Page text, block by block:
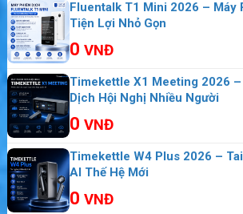
Fluentalk T1 Mini 2026 – Máy
Tiện Lợi Nhỏ Gọn
0 VNĐ
Timekettle X1 Meeting 2026
Dịch Hội Nghị Nhiều Người
0 VNĐ
Timekettle W4 Plus 2026 –
AI Thế Hệ Mới
0 VNĐ